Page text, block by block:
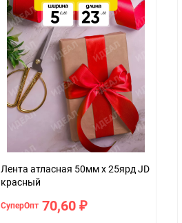
Лента атласная 50мм х 25ярд JD
красный
СуперОпт 70,60 ₽